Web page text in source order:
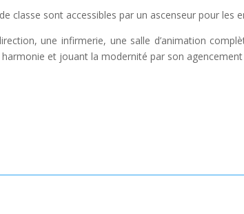
classe sont accessibles par un ascenseur pour les
une infirmerie, une salle d’animation
et jouant la modernité par son